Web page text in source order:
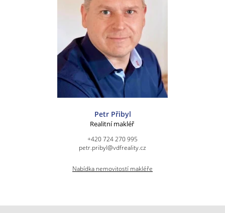
Petr Přibyl
Realitní makléř
+420 724 270 995
petr.pribyl@vdfreality.cz
Nabídka nemovitostí makléře